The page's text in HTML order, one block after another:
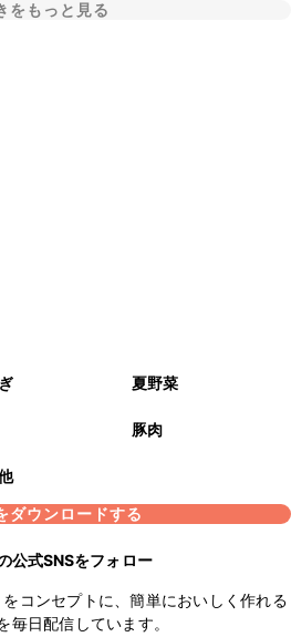
をもっと見る
夏野菜
豚肉
ダウンロードする
公式SNSをフォロー
をコンセプトに、簡単においしく作れる
毎日配信しています。